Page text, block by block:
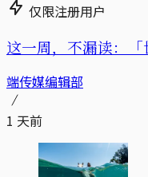
仅限注册用户
这一周，不漏读：
端传媒编辑部
1 天前